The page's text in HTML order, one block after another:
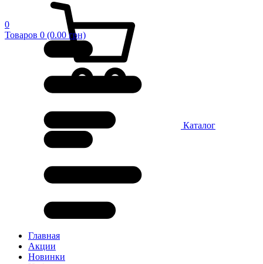
0
Товаров 0 (0.00 грн)
Каталог
Главная
Акции
Новинки